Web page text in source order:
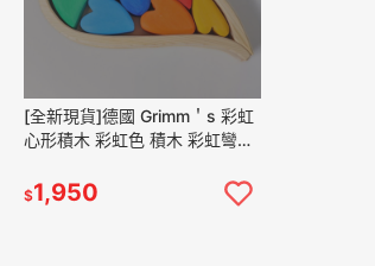
[全新現貨]德國 Grimm＇s 彩虹
心形積木 彩虹色 積木 彩虹彎板
心
$1,950